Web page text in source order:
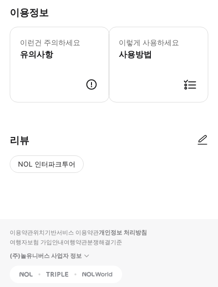
이용정보
이런건 주의하세요
유의사항
• 펭귄 퍼레이드에서는 사진 촬영 및
이렇게 사용하세요
사용방법
리뷰
NOL 인터파크투어
입니
다.
순
상
이용약관위치기반서비스 이용약관개인정보 처리방침
여행자보험 가입안내여행약관분쟁해결기준
(주)놀유니버스 사업자 정보
NOL Triple Interpark Global